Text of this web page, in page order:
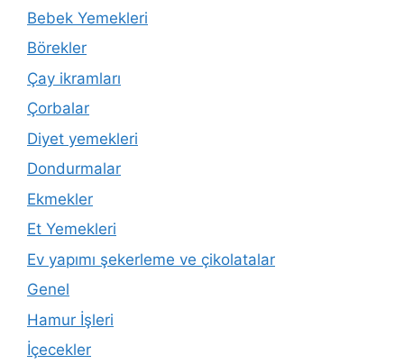
Bebek Yemekleri
Börekler
Çay ikramları
Çorbalar
Diyet yemekleri
Dondurmalar
Ekmekler
Et Yemekleri
Ev yapımı şekerleme ve çikolatalar
Genel
Hamur İşleri
İçecekler